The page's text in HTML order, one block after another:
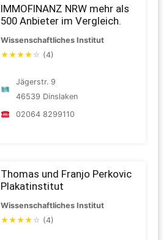
IMMOFINANZ NRW mehr als
500 Anbieter im Vergleich.
Wissenschaftliches Institut
★★★★ ☆ (4)
Jägerstr. 9
46539 Dinslaken
02064 8299110
Thomas und Franjo Perkovic
Plakatinstitut
Wissenschaftliches Institut
★★★★ ☆ (4)